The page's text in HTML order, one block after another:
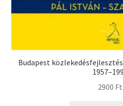
Budapest
2900 Ft